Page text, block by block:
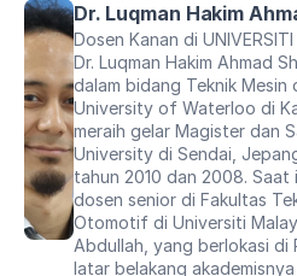
Dr. Luqman Hakim
Dosen Kanan di
Dr. Luqman Hakim Ahmad
dalam bidang Teknik Mesin
University of Waterloo di
meraih gelar Magister dan
University di Sendai,
tahun 2010 dan 2008. Saat
dosen senior di Fakultas
Otomotif di Universiti
Abdullah, yang berlokasi di
latar belakang